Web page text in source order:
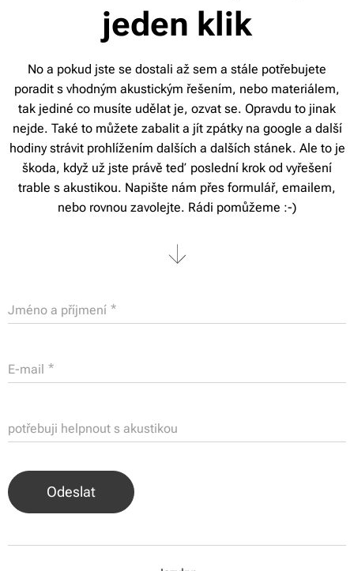
jeden klik
No a pokud jste se dostali až sem a stále potřebujete
poradit s vhodným akustickým řešením, nebo materiálem,
tak jediné co musíte udělat je, ozvat se. Opravdu to jinak
nejde. Také to můžete zabalit a jít zpátky na google a další
hodiny strávit prohlížením dalších a dalších stánek. Ale to je
škoda, když už jste právě teď poslední krok od vyřešení
trable s akustikou. Napište nám přes formulář, emailem,
nebo rovnou zavolejte. Rádi pomůžeme :-)
Jméno a příjmení
E-mail
potřebuji helpnout s akustikou
Odeslat